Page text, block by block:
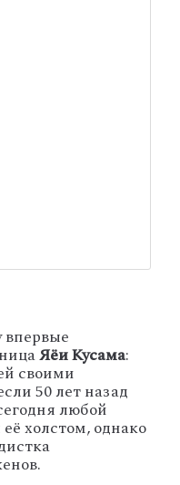
впервые
Яёи Кусама:
своими
50 лет назад
любой
холстом, однако